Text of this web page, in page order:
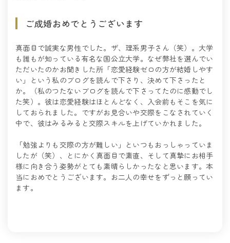
ご成婚おめでとうございます
真面目で誠実な男性でした。ザ、理系男子さん（笑）。大学
も誰もが知っている有名な国公立大学。なぜ弊社を選んでい
ただいたのかお聞きした所「恋愛経験ゼロの方が結婚しやす
い」という私のブログを読んで下さり、決めて下さったと
か。（私のつたないブログを読んで下さってたのに感動でし
た笑）。彼は恋愛経験はほとんどなく、入会前もそこを気に
しておられました。ですがお見合いや交際をこなされていく
中で、彼はみるみると交際スキルを上げていかれました。
「勉強よりも交際の方が難しい」といつもおっしゃっていま
したが（笑）、とにかく真面目で素直、そして真摯にお相手
様に向き合う姿勢がとても素晴らしかったなと思います。本
当におめでとうございます。お二人の幸せをずっと願ってい
ます。